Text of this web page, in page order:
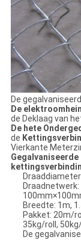
De
De
de Deklaag van
De hete
de
Vierkante
Breedte: 1m,
Pakket: 20m/
35kg/roll,
De